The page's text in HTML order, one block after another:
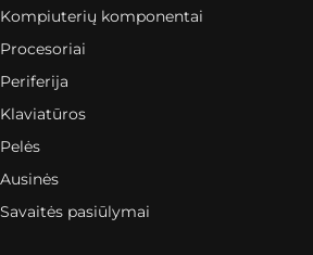
Kompiuterių komponentai
Procesoriai
Periferija
Klaviatūros
Pelės
Ausinės
Savaitės pasiūlymai